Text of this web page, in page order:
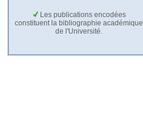
Les publications encodées
constituent la bibliographie académique
de l'Université.